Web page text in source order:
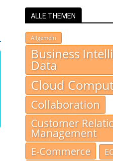
ALLE THEMEN
Allgemein
Business
Data
Cloud
Collaboration
Customer
Management
E-Commerce